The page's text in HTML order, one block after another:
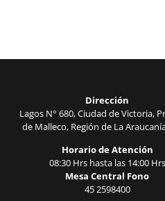
Dirección
Lagos N° 680, Ciudad de Victoria,
de Malleco, Región de La
Horario de Atención
08:30 Hrs hasta las 14:00 Hrs
Mesa Central Fono
45 2598400